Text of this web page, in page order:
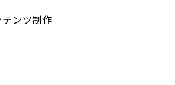
ンツ制作